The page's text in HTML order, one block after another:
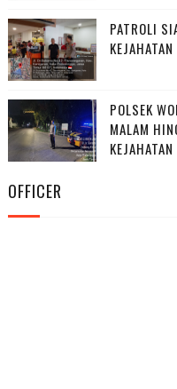
PATROLI
POLSEK
MALAM
OFFICER